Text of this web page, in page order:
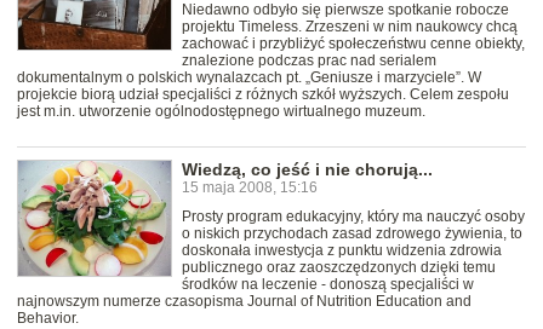
Niedawno odbyło się pierwsze spotkanie robocze
projektu Timeless. Zrzeszeni w nim naukowcy chcą
zachować i przybliżyć społeczeństwu cenne obiekty,
znalezione podczas prac nad serialem
dokumentalnym o polskich wynalazcach pt. „Geniusze i marzyciele”. W
projekcie biorą udział specjaliści z różnych szkół wyższych. Celem zespołu
jest m.in. utworzenie ogólnodostępnego wirtualnego muzeum.
Wiedzą, co jeść i nie chorują...
15 maja 2008, 15:16
Prosty program edukacyjny, który ma nauczyć osoby
o niskich przychodach zasad zdrowego żywienia, to
doskonała inwestycja z punktu widzenia zdrowia
publicznego oraz zaoszczędzonych dzięki temu
środków na leczenie - donoszą specjaliści w
najnowszym numerze czasopisma Journal of Nutrition Education and
Behavior.